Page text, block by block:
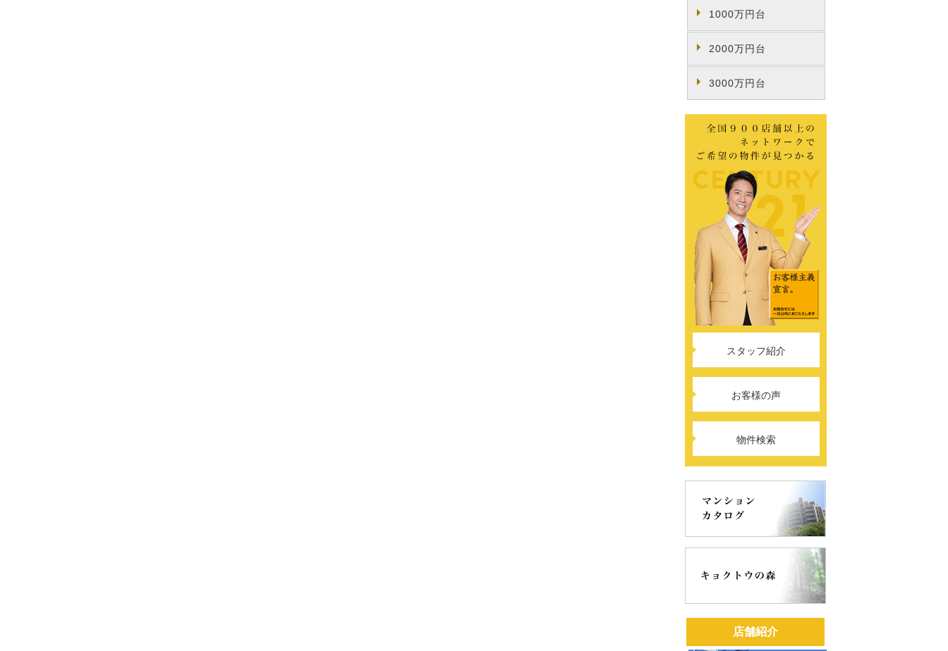
1000万円台
2000万円台
3000万円台
スタッフ紹介
お客様の声
物件検索
店舗紹介